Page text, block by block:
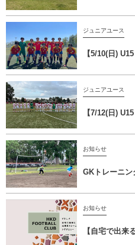
ジュニアユース
【5/10(日)
ジュニアユース
【7/12(日)
お知らせ
GKトレーニン
お知らせ
【自宅で出来